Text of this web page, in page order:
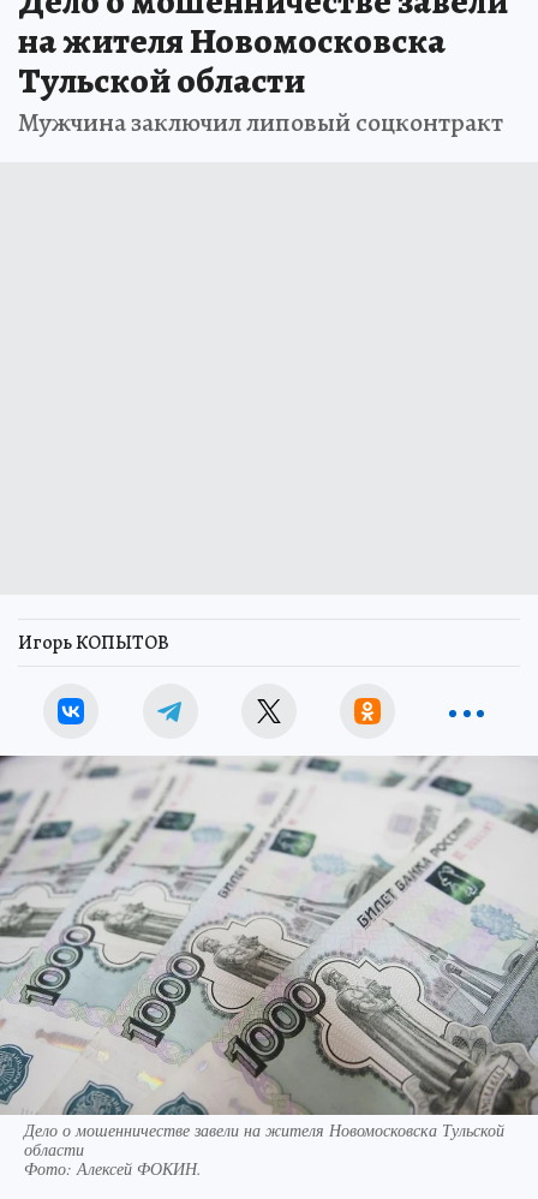
на жителя Новомосковска
Тульской области
Мужчина заключил липовый соцконтракт
Игорь КОПЫТОВ
Дело о мошенничестве завели на жителя Новомосковска Тульской
области
Фото:Алексей ФОКИН.